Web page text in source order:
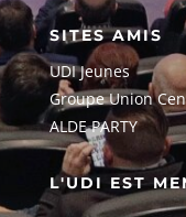
SITES AMIS
UDI Jeunes
Groupe Union
ALDE PARTY
L'UDI EST